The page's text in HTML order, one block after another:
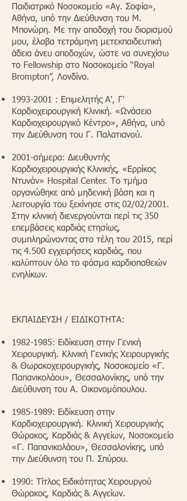
Παιδιατρικό Νοσοκομείο «Αγ. Σοφία»,
Αθήνα, υπό την Διεύθυνση του Μ.
Μπονώρη. Με την αποδοχή του διορισμού
μου, έλαβα τετράμηνη μετεκπαιδευτική
άδεια άνευ αποδοχών, ώστε να συνεχίσω
το Fellowship στο Νοσοκομείο “Royal
Brompton”, Λονδίνο.
1993-2001 : Επιμελητής Α', Γ'
Καρδιοχειρουργική Κλινική. «Ωνάσειο
Καρδιοχειρουργικό Κέντρο», Αθήνα, υπό
την Διεύθυνση του Γ. Παλατιανού.
2001-σήμερα: Διευθυντής
Καρδιοχειρουργικής Κλινικής, «Ερρίκος
Ντυνάν» Hospital Center. Το τμήμα
οργανώθηκε από μηδενική βάση και η
λειτουργία του ξεκίνησε στις 02/02/2001.
Στην κλινική διενεργούνται περί τις 350
επεμβάσεις καρδιάς ετησίως,
συμπληρώνοντας στα τέλη του 2015, περί
τις 4.500 εγχειρήσεις καρδιάς, που
καλύπτουν όλο το φάσμα καρδιοπαθειών
ενηλίκων.
ΕΚΠΑΙΔΕΥΣΗ / ΕΙΔΙΚΟΤΗΤΑ:
1982-1985: Ειδίκευση στην Γενική
Χειρουργική. Κλινική Γενικής Χειρουργικής
& Θωρακοχειρουργικής, Νοσοκομείο «Γ.
Παπανικολάου», Θεσσαλονίκης, υπό την
Διεύθυνση του Α. Οικονομόπουλου.
1985-1989: Ειδίκευση στην
Καρδιοχειρουργική. Κλινική Χειρουργικής
Θώρακος, Καρδιάς & Αγγείων, Νοσοκομείο
«Γ. Παπανικολάου», Θεσσαλονίκης, υπό
την Διεύθυνση του Π. Σπύρου.
1990: Τίτλος Ειδικότητας Χειρουργού
Θώρακος, Καρδιάς & Αγγείων.